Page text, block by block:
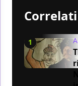
Correlati
1